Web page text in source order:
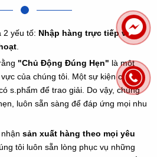
2 yếu tố: Nhập hàng trực tiếp và
"Chủ Động Đúng Hẹn" là một
của chúng tôi. Một sự kiện chẳng
s.phẩm để trao giải. Do vậy, chúng
luôn sẵn sàng để đáp ứng mọi nhu
sản xuất hàng theo mọi yêu
tôi luôn sẵn lòng phục vụ những